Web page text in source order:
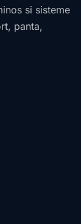
si sisteme
panta,